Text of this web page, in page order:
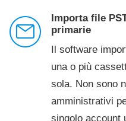
Importa file
primarie
Il software
una o più
sola. Non sono
amministrativi
singolo account